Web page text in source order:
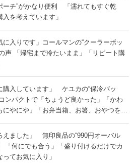
ーチ”がかなり便利 「濡れてもすぐ乾
入を考えています」
に入りです」コールマンの“クーラーボッ
声 「帰宅まで冷たいまま」「リピート購
購入しています」 ケユカの“保冷バッ
ンパクトで「ちょうど良かった」「かわ
にやにや」「お弁当箱、お箸、おやつを入
えました」 無印良品の“990円オーバル
「何にでも合う」「盛り付けるだけでカ
てお気に入り」